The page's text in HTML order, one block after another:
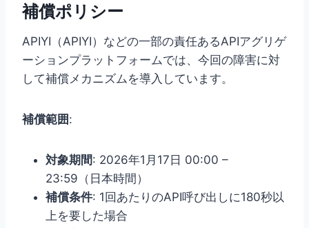
補償ポリシー
APIYI（APIYI）などの一部の責任あるAPIアグリゲ
ーションプラットフォームでは、今回の障害に対
して補償メカニズムを導入しています。
補償範囲:
対象期間: 2026年1月17日 00:00 –
23:59（日本時間）
補償条件: 1回あたりのAPI呼び出しに180秒以
上を要した場合